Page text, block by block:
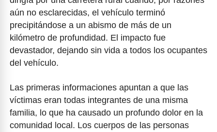
aún no esclarecidas, el vehículo terminó
precipitándose a un abismo de más de un
kilómetro de profundidad. El impacto fue
devastador, dejando sin vida a todos los ocupantes
del vehículo.
Las primeras informaciones apuntan a que las
víctimas eran todas integrantes de una misma
familia, lo que ha causado un profundo dolor en la
comunidad local. Los cuerpos de las personas